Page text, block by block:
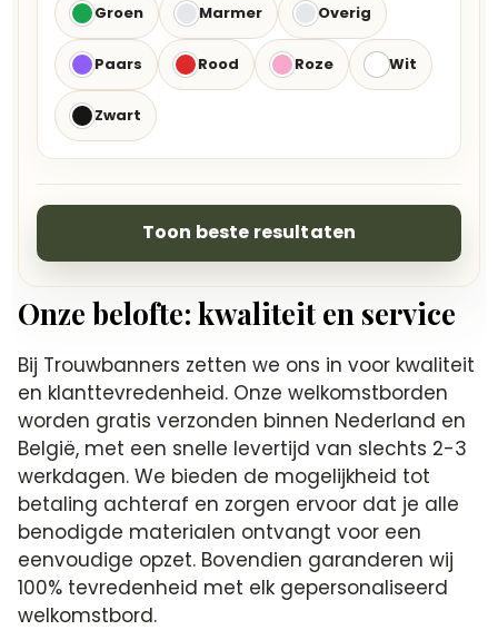
Groen Marmer Overig
Paars Rood Roze Wit
Zwart
Toon beste resultaten
Onze belofte: kwaliteit en service
Bij Trouwbanners zetten we ons in voor kwaliteit
en klanttevredenheid. Onze welkomstborden
worden gratis verzonden binnen Nederland en
België, met een snelle levertijd van slechts 2-3
werkdagen. We bieden de mogelijkheid tot
betaling achteraf en zorgen ervoor dat je alle
benodigde materialen ontvangt voor een
eenvoudige opzet. Bovendien garanderen wij
100% tevredenheid met elk gepersonaliseerd
welkomstbord.